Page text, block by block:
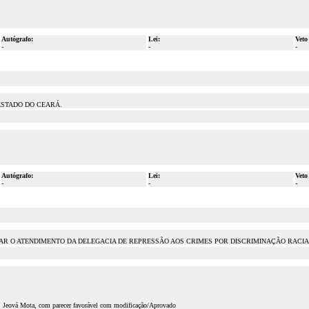
Autógrafo:
-
Lei:
-
Veto
-
DO CEARÁ.
Autógrafo:
-
Lei:
-
Veto
-
O ATENDIMENTO DA DELEGACIA DE REPRESSÃO AOS CRIMES POR DISCRIMINAÇÃO
Mota, com parecer favorável com modificação/Aprovado